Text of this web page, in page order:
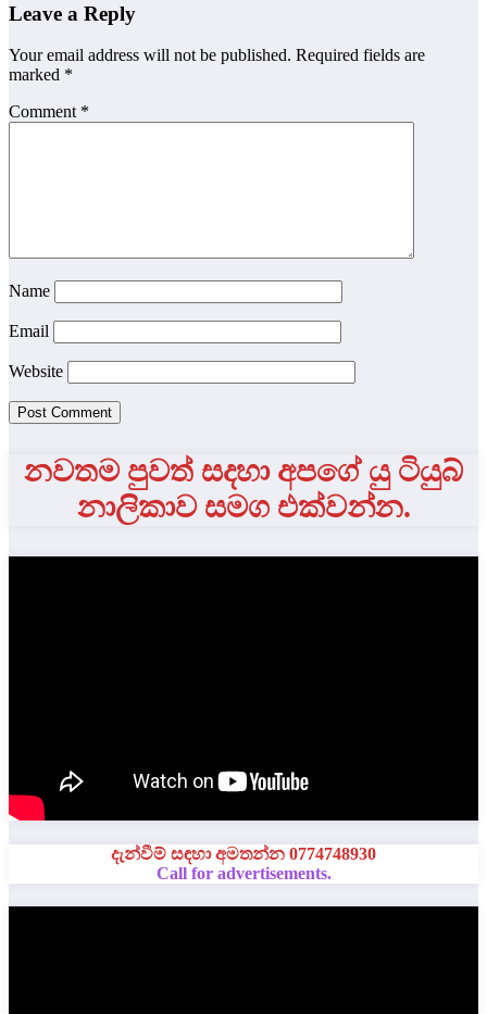
Leave a Reply
Your email address will not be published. Required fields are
marked *
Comment *
Name
Email
Website
නවතම පුවත් සදහා අපගේ යු ටියුබ්
නාලිකාව සමග එක්වන්න.
දැන්වීම් සඳහා අමතන්න 0774748930
Call for advertisements.